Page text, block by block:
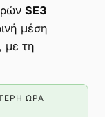
SE3
μέση
με τη
ΏΡΑ